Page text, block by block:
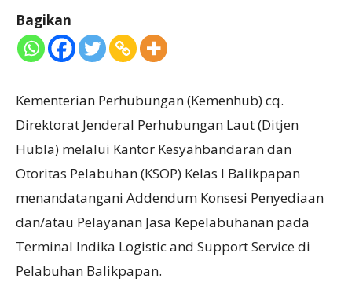
Bagikan
Kementerian Perhubungan (Kemenhub) cq.
Direktorat Jenderal Perhubungan Laut (Ditjen
Hubla) melalui Kantor Kesyahbandaran dan
Otoritas Pelabuhan (KSOP) Kelas I Balikpapan
menandatangani Addendum Konsesi Penyediaan
dan/atau Pelayanan Jasa Kepelabuhanan pada
Terminal Indika Logistic and Support Service di
Pelabuhan Balikpapan.